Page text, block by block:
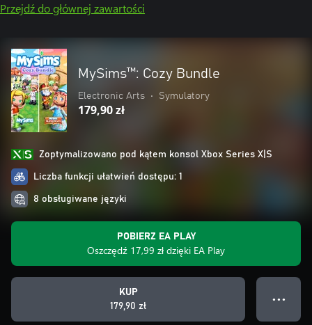
Przejdź do głównej zawartości
MySims™: Cozy Bundle
Electronic Arts • Symulatory
179,90 zł
Zoptymalizowano pod kątem konsol Xbox Series X|S
Liczba funkcji ułatwień dostępu: 1
8 obsługiwane języki
POBIERZ EA PLAY
Oszczędź 17,99 zł dzięki EA Play
KUP
179,90 zł
● ● ●